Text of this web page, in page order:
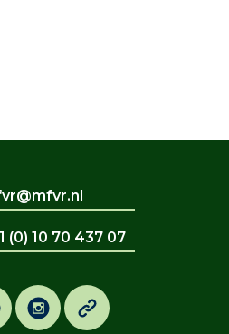
(0) 10 70 437 07